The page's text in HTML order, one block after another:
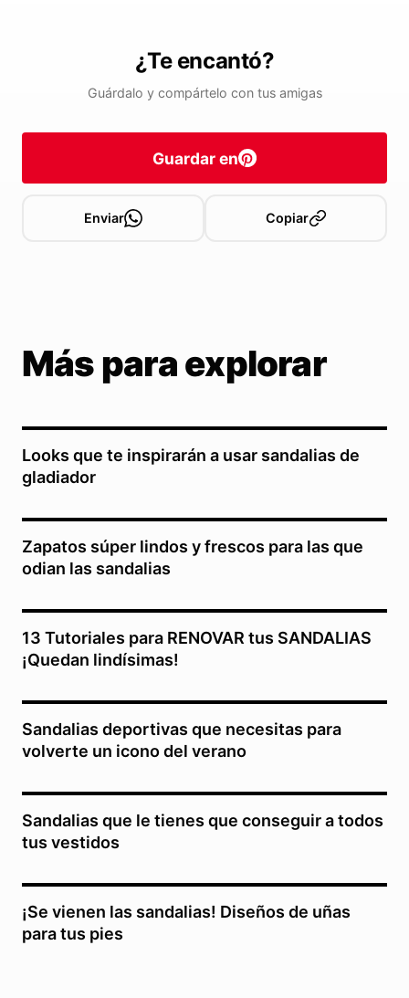
¿Te encantó?
Guárdalo y compártelo con tus amigas
Guardar en
Enviar Copiar
Más para explorar
Looks que te inspirarán a usar sandalias de
gladiador
Zapatos súper lindos y frescos para las que
odian las sandalias
13 Tutoriales para RENOVAR tus SANDALIAS
¡Quedan lindísimas!
Sandalias deportivas que necesitas para
volverte un icono del verano
Sandalias que le tienes que conseguir a todos
tus vestidos
¡Se vienen las sandalias! Diseños de uñas
para tus pies